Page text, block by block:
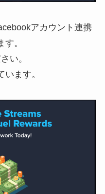
アカウント連携
。
い。
ます。